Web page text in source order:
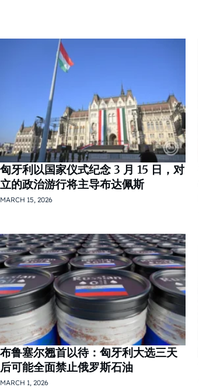
匈牙利以国家仪式纪念 3 月 15 日，对
立的政治游行将主导布达佩斯
MARCH 15, 2026
布鲁塞尔翘首以待：匈牙利大选三天
后可能全面禁止俄罗斯石油
MARCH 1, 2026